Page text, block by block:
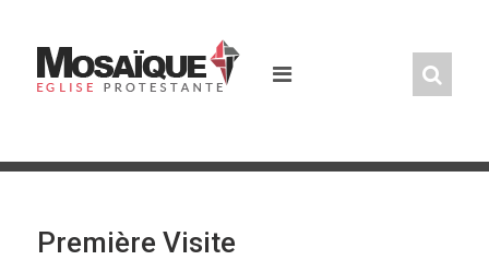
content
Première Visite